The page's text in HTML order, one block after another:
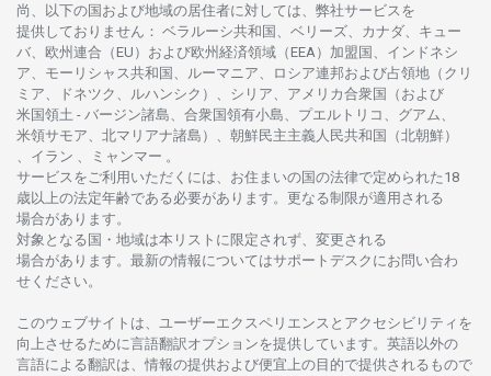
尚、
以下の国および地域の居住者に対しては、 弊社サービスを
提供しておりません ： ベラルーシ共和国、ベリーズ、カナダ、キュー
バ、 欧州連合 （EU） および欧州経済領域 （EEA）加盟国、インドネシ
ア、 モーリシャス共和国、ルーマニア、 ロシア連邦および占領地 （クリ
ミア、ドネツク、ルハンシク）、シリア、 アメリカ合衆国
（および
米国領土 - バージン諸島、合衆国領有小島、プエルトリコ、グアム、
米領サモア、 北マリアナ諸島）、 朝鮮民主主義人民共和国
（北朝鮮）
、イラン 、ミャンマー 。
サービスをご利用いただくには、お住まいの国の法律で定められた 18
歳以上の法定年齢である必要があります。 更なる制限が適用さ れる
場合があります。
対象となる 国 ・ 地域は本 リストに限定さ れず、 変更さ れる
場合があります。 最新の情報についてはサポートデスクにお 問い合わ
せくださ い。
このウェブサイトは、 ユーザーエクスペリエンスと アクセシビリティを
向上さ せるために言語翻訳オプションを提供しています。 英語以外の
言語による翻訳は、 情報の提供および便宜上の 目的で提供さ れるもので